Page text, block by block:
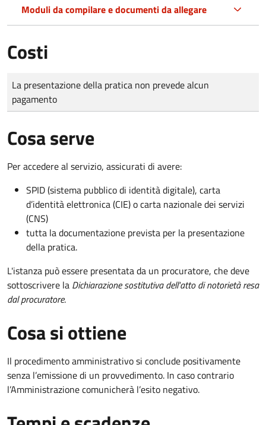
Moduli da compilare e documenti da allegare
Costi
Tipo di pagamento
Importo
La presentazione della pratica non prevede alcun
pagamento
Cosa serve
Per accedere al servizio, assicurati di avere:
SPID (sistema pubblico di identità digitale), carta
d’identità elettronica (CIE) o carta nazionale dei servizi
(CNS)
tutta la documentazione prevista per la presentazione
della pratica.
L'istanza può essere presentata da un procuratore, che deve
sottoscrivere la Dichiarazione sostitutiva dell'atto di notorietà resa
dal procuratore.
Cosa si ottiene
Il procedimento amministrativo si conclude positivamente
senza l’emissione di un provvedimento. In caso contrario
l’Amministrazione comunicherà l’esito negativo.